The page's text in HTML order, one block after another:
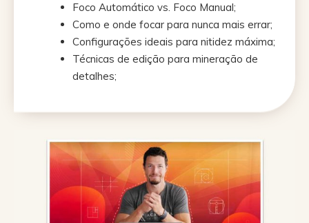
Foco Automático vs. Foco Manual;
Como e onde focar para nunca mais errar;
Configurações ideais para nitidez máxima;
Técnicas de edição para mineração de
detalhes;